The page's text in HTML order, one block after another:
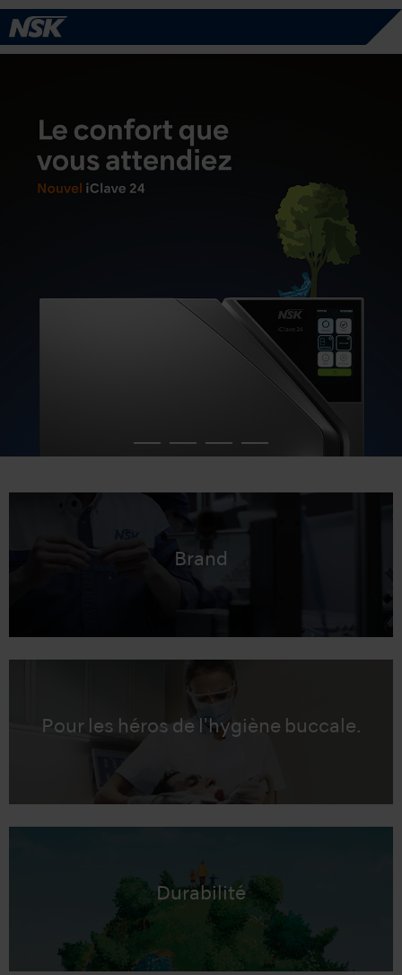
Brand
Pour les héros de l'hygiène buccale.
Durabilité